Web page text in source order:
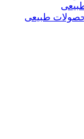
طبیعی